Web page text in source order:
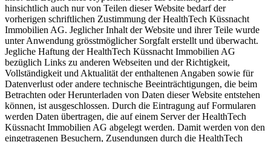
hinsichtlich auch nur von Teilen dieser Website bedarf der
vorherigen schriftlichen Zustimmung der HealthTech Küssnacht
Immobilien AG. Jeglicher Inhalt der Website und ihrer Teile wurde
unter Anwendung grösstmöglicher Sorgfalt erstellt und überwacht.
Jegliche Haftung der HealthTech Küssnacht Immobilien AG
bezüglich Links zu anderen Webseiten und der Richtigkeit,
Vollständigkeit und Aktualität der enthaltenen Angaben sowie für
Datenverlust oder andere technische Beeinträchtigungen, die beim
Betrachten oder Herunterladen von Daten dieser Website entstehen
können, ist ausgeschlossen. Durch die Eintragung auf Formularen
werden Daten übertragen, die auf einem Server der HealthTech
Küssnacht Immobilien AG abgelegt werden. Damit werden von den
eingetragenen Besuchern, Zusendungen durch die HealthTech